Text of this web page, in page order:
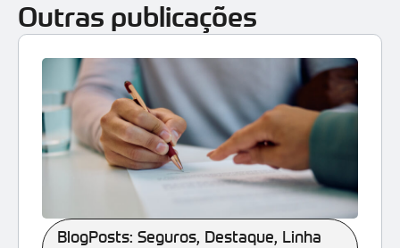
Outras publicações
BlogPosts: Seguros, Destaque, Linha